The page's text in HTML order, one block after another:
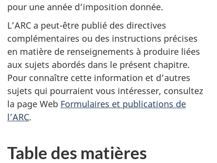
pour une année d’imposition donnée.
L’ARC a peut-être publié des directives
complémentaires ou des instructions précises
en matière de renseignements à produire liées
aux sujets abordés dans le présent chapitre.
Pour connaître cette information et d’autres
sujets qui pourraient vous intéresser, consultez
la page Web Formulaires et publications de
l’ARC.
Table des matières